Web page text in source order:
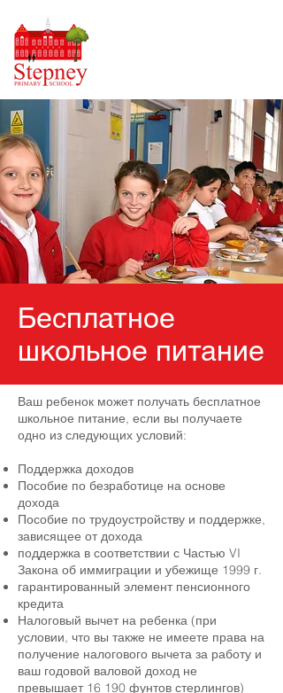
Бесплатное
школьное питание
Ваш ребенок может получать бесплатное
школьное питание, если вы получаете
одно из следующих условий:
Поддержка доходов
Пособие по безработице на основе
дохода
Пособие по трудоустройству и поддержке,
зависящее от дохода
поддержка в соответствии с Частью VI
Закона об иммиграции и убежище 1999 г.
гарантированный элемент пенсионного
кредита
Налоговый вычет на ребенка (при
условии, что вы также не имеете права на
получение налогового вычета за работу и
ваш годовой валовой доход не
превышает 16 190 фунтов стерлингов)